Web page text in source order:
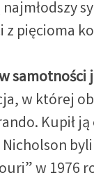
z pięcioma
samotności
w której
Kupił
w 1976